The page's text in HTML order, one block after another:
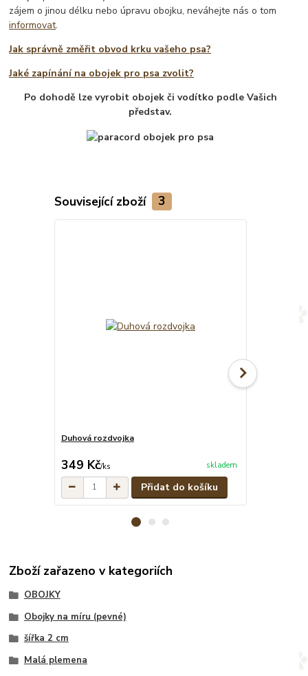
zájem o jinou délku nebo úpravu obojku, neváhejte nás o tom
informovat.
Jak správně změřit obvod krku vašeho psa?
Jaké zapínání na obojek pro psa zvolit?
Po dohodě lze vyrobit obojek či vodítko podle Vašich
představ.
Související zboží 3
Duhová rozdvojka
349 Kč/ks skladem
Přidat do košíku
Zboží zařazeno v kategoriích
OBOJKY
Obojky na míru (pevné)
šířka 2 cm
Malá plemena